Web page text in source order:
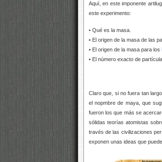
Aquí, en este imponente
este experimento:
• Qué es la masa.
• El origen de la masa de las
• El origen de la masa para los
• El número exacto de
Claro que, si no fuera tan
el nopmbre de maya, que
fueron los que más se
sólidas teorías atomistas
través de las civilizaciones
exponen unas ideas que